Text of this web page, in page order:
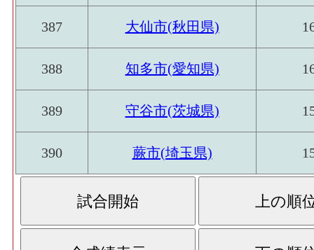
387 大仙市(秋田県)
388 知多市(愛知県)
389 守谷市(茨城県)
390 蕨市(埼玉県)